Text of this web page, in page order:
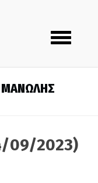
Toggle
navigation
ΜΑΝΩΛΗΣ
09/2023)